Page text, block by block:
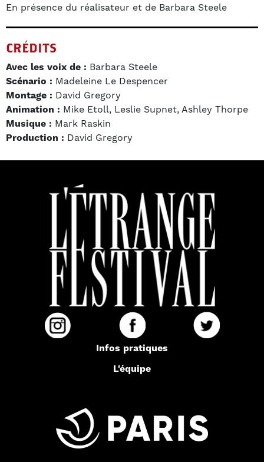
En présence du réalisateur et de Barbara Steele
CRÉDITS
Avec les voix de : Barbara Steele
Scénario : Madeleine Le Despencer
Montage : David Gregory
Animation : Mike Etoll, Leslie Supnet, Ashley Thorpe
Musique : Mark Raskin
Production : David Gregory
Infos pratiques
L'équipe